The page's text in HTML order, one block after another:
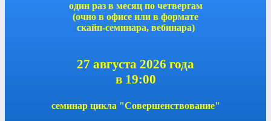
один раз в месяц по четвергам
(очно в офисе или в формате
скайп-семинара, вебинара)
27 августа 2026 года
в 19:00
семинар цикла "Совершенствование"